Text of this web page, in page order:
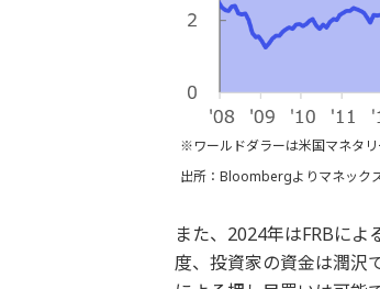
※ワールドダラーは米国マネタリ
出所：Bloombergよりマネック
また、2024年はFRBに
度、投資家の資金は潤沢